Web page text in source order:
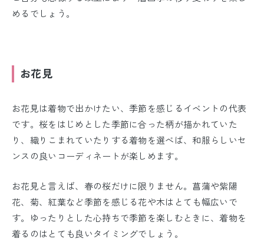
めるでしょう。
お花見
お花見は着物で出かけたい、季節を感じるイベントの代表
です。桜をはじめとした季節に合った柄が描かれていた
り、織りこまれていたりする着物を選べば、和服らしいセ
ンスの良いコーディネートが楽しめます。
お花見と言えば、春の桜だけに限りません。菖蒲や紫陽
花、菊、紅葉など季節を感じる花や木はとても幅広いで
す。ゆったりとした心持ちで季節を楽しむときに、着物を
着るのはとても良いタイミングでしょう。